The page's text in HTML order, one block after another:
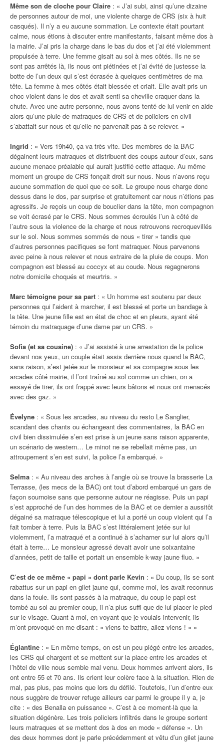
Même son de cloche pour Claire : « J’ai subi, ainsi qu’une dizaine
de personnes autour de moi, une violente charge de CRS (six à huit
casqués). Il n’y a eu aucune sommation. Le contexte était pourtant
calme, nous étions à discuter entre manifestants, faisant même dos à
la mairie. J’ai pris la charge dans le bas du dos et j’ai été violemment
propulsée à terre. Une femme gisait au sol à mes côtés. Ils ne se
sont pas arrêtés là, ils nous ont piétinées et j’ai évité de justesse la
botte de l’un deux qui s’est écrasée à quelques centimètres de ma
tête. La femme à mes côtés était blessée et criait. Elle avait pris un
choc violent dans le dos et avait senti sa cheville craquer dans la
chute. Avec une autre personne, nous avons tenté de lui venir en aide
alors qu’une pluie de matraques de CRS et de policiers en civil
s’abattait sur nous et qu’elle ne parvenait pas à se relever. »
Ingrid : « Vers 19h40, ça va très vite. Des membres de la BAC
dégainent leurs matraques et distribuent des coups autour d’eux, sans
aucune menace préalable qui aurait justifié cette attaque. Au même
moment un groupe de CRS fonçait droit sur nous. Nous n’avons reçu
aucune sommation de quoi que ce soit. Le groupe nous charge donc
dessus dans le dos, par surprise et gratuitement car nous n’étions pas
agressifs. Je reçois un coup de bouclier dans la tête, mon compagnon
se voit écrasé par le CRS. Nous sommes écroulés l’un à côté de
l’autre sous la violence de la charge et nous retrouvons recroquevillés
sur le sol. Nous sommes sommés de nous « tirer » tandis que
d’autres personnes pacifiques se font matraquer. Nous parvenons
avec peine à nous relever et nous extraire de la pluie de coups. Mon
compagnon est blessé au coccyx et au coude. Nous regagnerons
notre domicile choqués et meurtris. »
Marc témoigne pour sa part : « Un homme est soutenu par deux
personnes qui l’aident à marcher, il est blessé et porte un bandage à
la tête. Une jeune fille est en état de choc et en pleurs, ayant été
témoin du matraquage d’une dame par un CRS. »
Sofia (et sa cousine) : « J’ai assisté à une arrestation de la police
devant nos yeux, un couple était assis derrière nous quand la BAC,
sans raison, s’est jetée sur le monsieur et sa compagne sous les
arcades côté mairie, il l’ont traîné au sol comme un chien, on a
essayé de tirer, ils ont frappé avec leurs bâtons et nous ont menacés
avec des gaz. »
Évelyne : « Sous les arcades, au niveau du resto Le Sanglier,
scandant des chants ou échangeant des commentaires, la BAC en
civil bien dissimulée s’en est prise à un jeune sans raison apparente,
un scénario de western… Le minot ne se rebellait même pas, un
attroupement s’en est suivi, la police l’a embarqué. »
Selma : « Au niveau des arches à l’angle où se trouve la brasserie La
Terrasse, (les mecs de la BAC) ont tout d’abord embarqué un gars de
façon sournoise sans que personne autour ne réagisse. Puis un papi
s’est approché de l’un des hommes de la BAC et ce dernier a aussitôt
dégainé sa matraque télescopique et lui a porté un coup violent qui l’a
fait tomber à terre. Puis la BAC s’est littéralement jetée sur lui
violemment, l’a matraqué et a continué à s’acharner sur lui alors qu’il
était à terre… Le monsieur agressé devait avoir une soixantaine
d’années, petit de taille et portait un ensemble k-way jaune fluo. »
C’est de ce même « papi » dont parle Kevin : « Du coup, ils se sont
rabattus sur un papi en gilet jaune qui, comme moi, les avait reconnus
dans la foule. Ils sont passés à la matraque, du coup le papi est
tombé au sol au premier coup, il n’a plus suffi que de lui placer le pied
sur le visage. Quant à moi, en voyant que je voulais intervenir, ils
m’ont provoqué en me disant : « viens te battre, allez viens ! » »
Églantine : « En même temps, on est un peu piégé entre les arcades,
les CRS qui chargent et se mettent sur la place entre les arcades et
l’hôtel de ville nous semble mal venu. Deux hommes arrivent alors, ils
ont entre 55 et 70 ans. Ils crient leur colère face à la situation. Rien de
mal, pas plus, pas moins que lors du défilé. Toutefois, l’un d’entre eux
nous suggère de trouver refuge ailleurs car parmi le groupe il y a, je
cite : « des Benalla en puissance ». C’est à ce moment-là que la
situation dégénère. Les trois policiers infiltrés dans le groupe sortent
leurs matraques et se mettent dos à dos en mode « défense ». Un
des deux hommes dont je parle précédemment et vêtu d’un gilet jaune